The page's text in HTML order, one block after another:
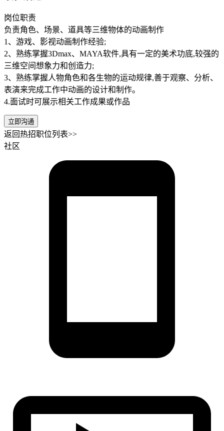
岗位职责
负责角色、场景、道具等三维物体的动画制作
1、游戏、影视动画制作经验;
2、熟练掌握3Dmax、MAYA软件,具有一定的美术功底,较强的
三维空间想象力和创造力;
3、熟练掌握人物角色和各生物的运动规律,善于观察、分析、
表演来完成工作中动画的设计和制作。
4.面试时可展示相关工作成果或作品
立即沟通
返回热招职位列表>>
社区